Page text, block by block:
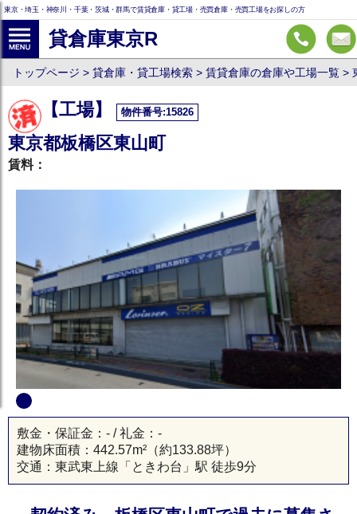
東京・埼玉・神奈川・千葉・茨城・群馬で賃貸倉庫・貸工場・売買倉庫・売買工場をお探しの方
貸倉庫東京R
トップページ 貸倉庫・貸工場検索 賃貸倉庫の倉庫や工場一覧
【工場】 物件番号:15826
東京都板橋区東山町
賃料：
敷金・保証金：- / 礼金：-
建物床面積： 442.57m² （約133.88坪）
交通：東武東上線「ときわ台」駅 徒歩9分